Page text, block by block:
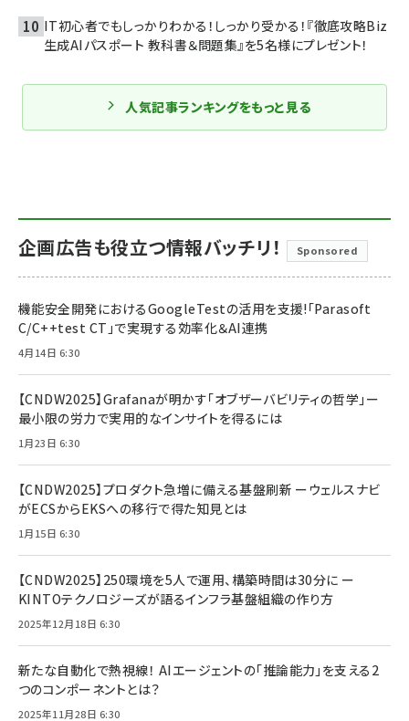
IT初心者でもしっかりわかる！しっかり受かる！『徹底攻略Biz
生成AIパスポート 教科書＆問題集』を5名様にプレゼント！
人気記事ランキングをもっと見る
企画広告も役立つ情報バッチリ！ Sponsored
機能安全開発におけるGoogleTestの活用を支援!「Parasoft
C/C++test CT」で実現する効率化＆AI連携
4月14日 6:30
【CNDW2025】Grafanaが明かす「オブザーバビリティの哲学」ー
最小限の労力で実用的なインサイトを得るには
1月23日 6:30
【CNDW2025】プロダクト急増に備える基盤刷新 ーウェルスナビ
がECSからEKSへの移行で得た知見とは
1月15日 6:30
【CNDW2025】250環境を5人で運用、構築時間は30分に ー
KINTOテクノロジーズが語るインフラ基盤組織の作り方
2025年12月18日 6:30
新たな自動化で熱視線！ AIエージェントの「推論能力」を支える2
つのコンポーネントとは？
2025年11月28日 6:30